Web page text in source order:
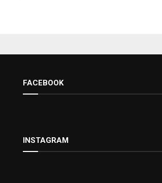
FACEBOOK
INSTAGRAM